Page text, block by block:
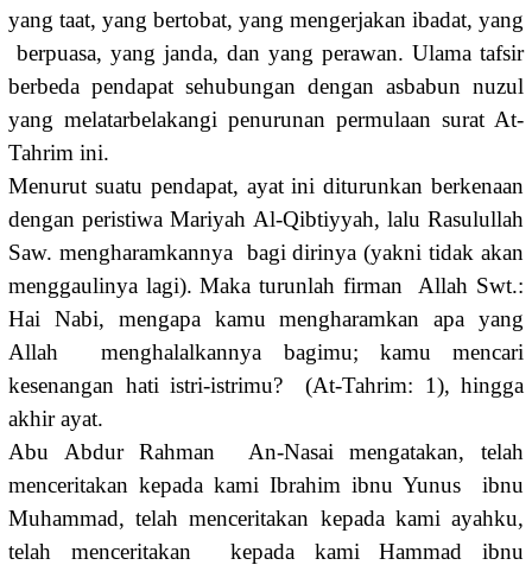
yang taat, yang bertobat, yang mengerjakan ibadat, yang
berpuasa, yang janda, dan yang perawan. Ulama tafsir
berbeda pendapat sehubungan dengan asbabun nuzul
yang melatarbelakangi penurunan permulaan surat At-
Tahrim ini.
Menurut suatu pendapat, ayat ini diturunkan berkenaan
dengan peristiwa Mariyah Al-Qibtiyyah, lalu Rasulullah
Saw. mengharamkannya bagi dirinya (yakni tidak akan
menggaulinya lagi). Maka turunlah firman Allah Swt.:
Hai Nabi, mengapa kamu mengharamkan apa yang
Allah menghalalkannya bagimu; kamu mencari
kesenangan hati istri-istrimu? (At-Tahrim: 1), hingga
akhir ayat.
Abu Abdur Rahman An-Nasai mengatakan, telah
menceritakan kepada kami Ibrahim ibnu Yunus ibnu
Muhammad, telah menceritakan kepada kami ayahku,
telah menceritakan kepada kami Hammad ibnu